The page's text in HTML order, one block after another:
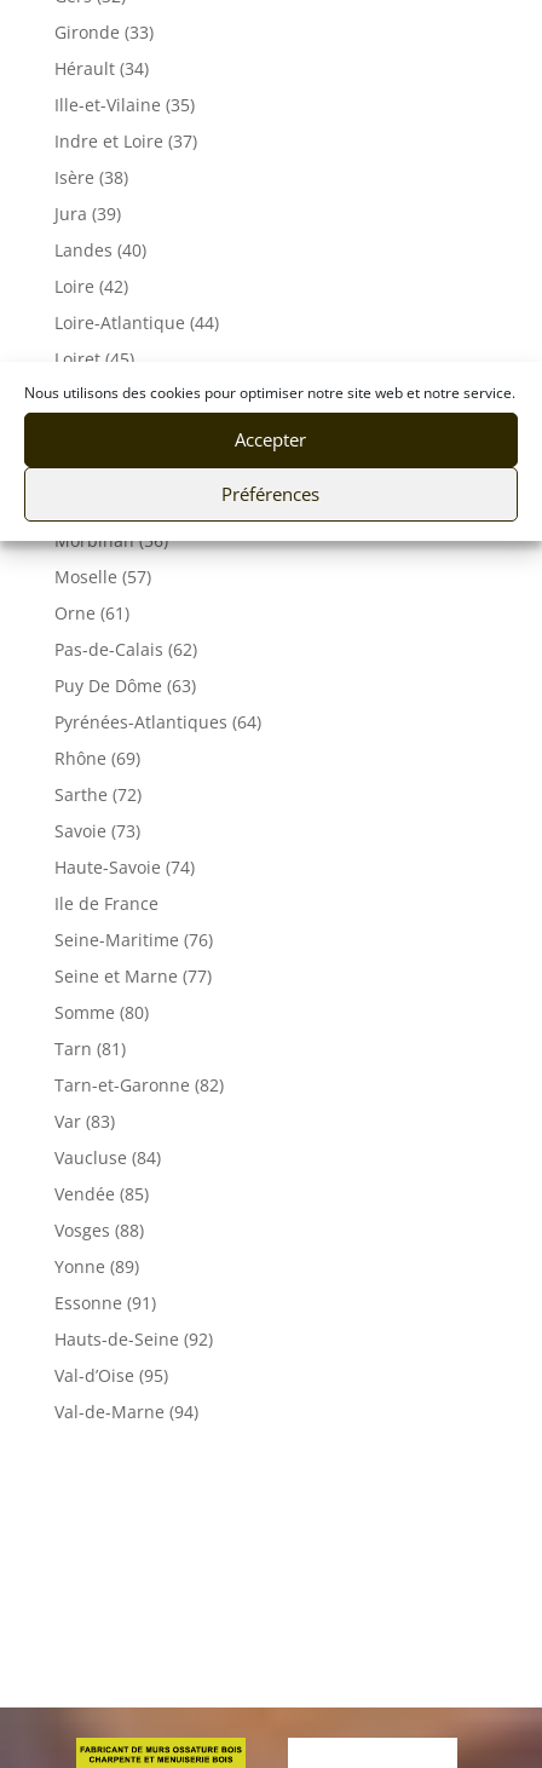
Nous utilisons des cookies pour optimiser notre site web et notre service.
Accepter
Préférences
Gironde (33)
Hérault (34)
Ille-et-Vilaine (35)
Indre et Loire (37)
Isère (38)
Jura (39)
Landes (40)
Loire (42)
Loire-Atlantique (44)
Loiret (45)
Maine et Loire (49)
Lot (46)
Morbihan (56)
Moselle (57)
Orne (61)
Pas-de-Calais (62)
Puy De Dôme (63)
Pyrénées-Atlantiques (64)
Rhône (69)
Sarthe (72)
Savoie (73)
Haute-Savoie (74)
Ile de France
Seine-Maritime (76)
Seine et Marne (77)
Somme (80)
Tarn (81)
Tarn-et-Garonne (82)
Var (83)
Vaucluse (84)
Vendée (85)
Vosges (88)
Yonne (89)
Essonne (91)
Hauts-de-Seine (92)
Val-d’Oise (95)
Val-de-Marne (94)